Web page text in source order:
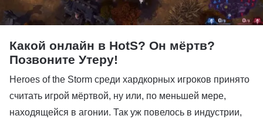
Какой онлайн в HotS? Он мёртв?
Позвоните Утеру!
Heroes of the Storm среди хардкорных игроков принято
считать игрой мёртвой, ну или, по меньшей мере,
находящейся в агонии. Так уж повелось в индустрии,